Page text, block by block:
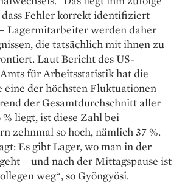
Fehler korrekt identifiziert
­Lagermitarbeiter werden daher
die tatsächlich mit ihnen zu
Laut Bericht des US-
für Arbeitsstatistik hat die
der höchsten Fluktuationen
der Gesamtdurchschnitt ­aller
% liegt, ist diese Zahl bei
zehnmal so hoch, nämlich 37 %.
Es gibt Lager, wo man in der
– und nach der Mittags­pause ist
weg“, so Gyöngyösi.